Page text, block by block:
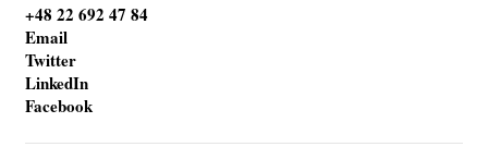
+48 22 692 47 84
Email
Twitter
LinkedIn
Facebook